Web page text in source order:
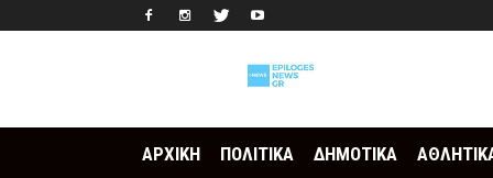
ΑΡΧΙΚΗ ΠΟΛΙΤΙΚΑ ΔΗΜΟΤΙΚΑ